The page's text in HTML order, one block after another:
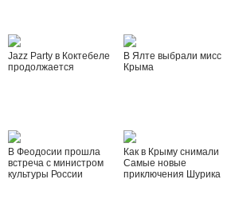
Jazz Party в Коктебеле
продолжается
В Ялте выбрали мисс
Крыма
В Феодосии прошла
встреча с министром
культуры России
Как в Крыму снимали
Самые новые
приключения Шурика